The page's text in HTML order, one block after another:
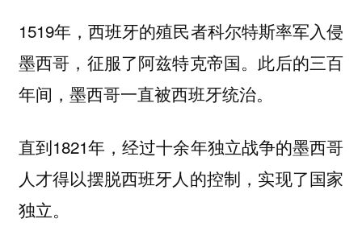
1519年，西班牙的殖民者科尔特斯率军入侵
墨西哥，征服了阿兹特克帝国。此后的三百
年间，墨西哥一直被西班牙统治。
直到1821年，经过十余年独立战争的墨西哥
人才得以摆脱西班牙人的控制，实现了国家
独立。